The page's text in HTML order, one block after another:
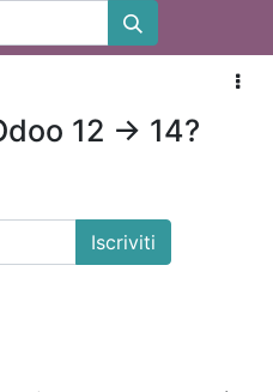
12 -> 14?
Iscriviti